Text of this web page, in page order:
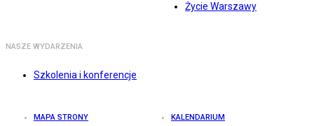
Życie Warszawy
NASZE WYDARZENIA
Szkolenia i konferencje
MAPA STRONY KALENDARIUM